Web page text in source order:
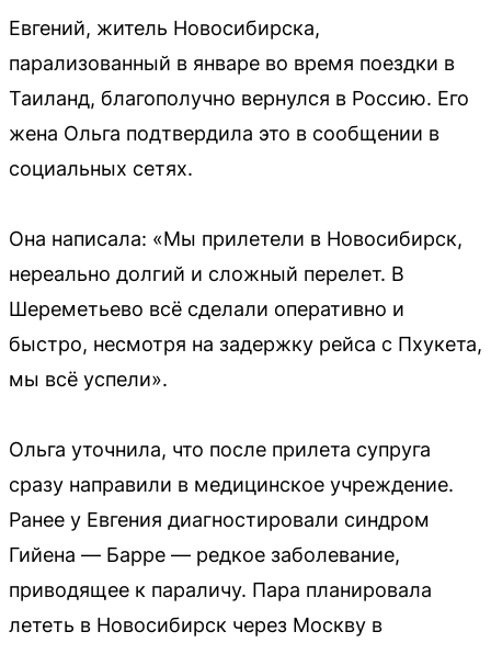
Евгений, житель Новосибирска,
парализованный в январе во время поездки в
Таиланд, благополучно вернулся в Россию. Его
жена Ольга подтвердила это в сообщении в
социальных сетях.
Она написала: «Мы прилетели в Новосибирск,
нереально долгий и сложный перелет. В
Шереметьево всё сделали оперативно и
быстро, несмотря на задержку рейса с Пхукета,
мы всё успели».
Ольга уточнила, что после прилета супруга
сразу направили в медицинское учреждение.
Ранее у Евгения диагностировали синдром
Гийена — Барре — редкое заболевание,
приводящее к параличу. Пара планировала
лететь в Новосибирск через Москву в